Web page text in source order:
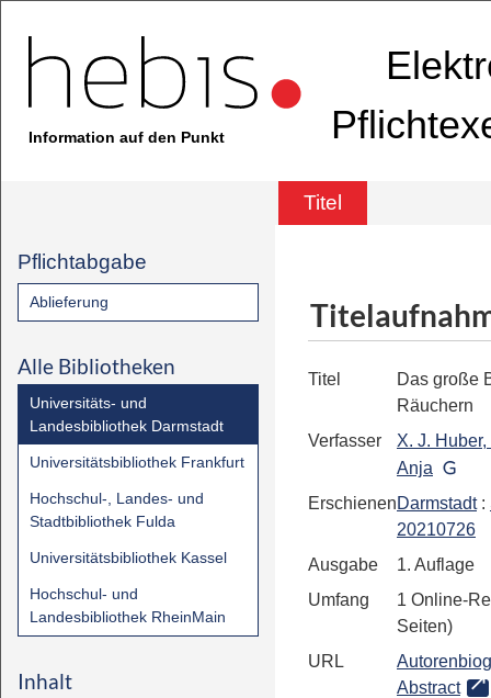
Information auf den Punkt
Titel
Pflichtabgabe
Ablieferung
Alle Bibliotheken
Universitäts- und
Landesbibliothek Darmstadt
Universitätsbibliothek Frankfurt
Hochschul-, Landes- und
Stadtbibliothek Fulda
Universitätsbibliothek Kassel
Hochschul- und
Landesbibliothek RheinMain
Inhalt
Titel
Das große
Räuchern
Verfasser
X. J.
Anja
ErschienenDarmstadt:
20210726
Ausgabe
1. Auflage
Umfang
1 Online-
Seiten)
URL
Abstract